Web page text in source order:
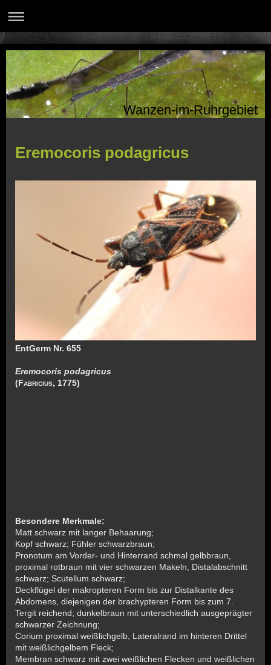
Wanzen-im-Ruhrgebiet
Eremocoris podagricus
EntGerm Nr. 655
Eremocoris podagricus
(Fabricius, 1775)
Besondere Merkmale:
Matt schwarz mit langer Behaarung;
Kopf schwarz; Fühler schwarzbraun;
Pronotum am Vorder- und Hinterrand schmal gelbbraun,
proximal rotbraun mit vier schwarzen Makeln, Distalabschnitt
schwarz; Scutellum schwarz;
Deckflügel der makropteren Form bis zur Distalkante des
Abdomens, diejenigen der brachypteren Form bis zum 7.
Tergit reichend; dunkelbraun mit unterschiedlich ausgeprägter
schwarzer Zeichnung;
Corium proximal weißlichgelb, Lateralrand im hinteren Drittel
mit weißlichgelbem Fleck;
Membran schwarz mit zwei weißlichen Flecken und weißlichen